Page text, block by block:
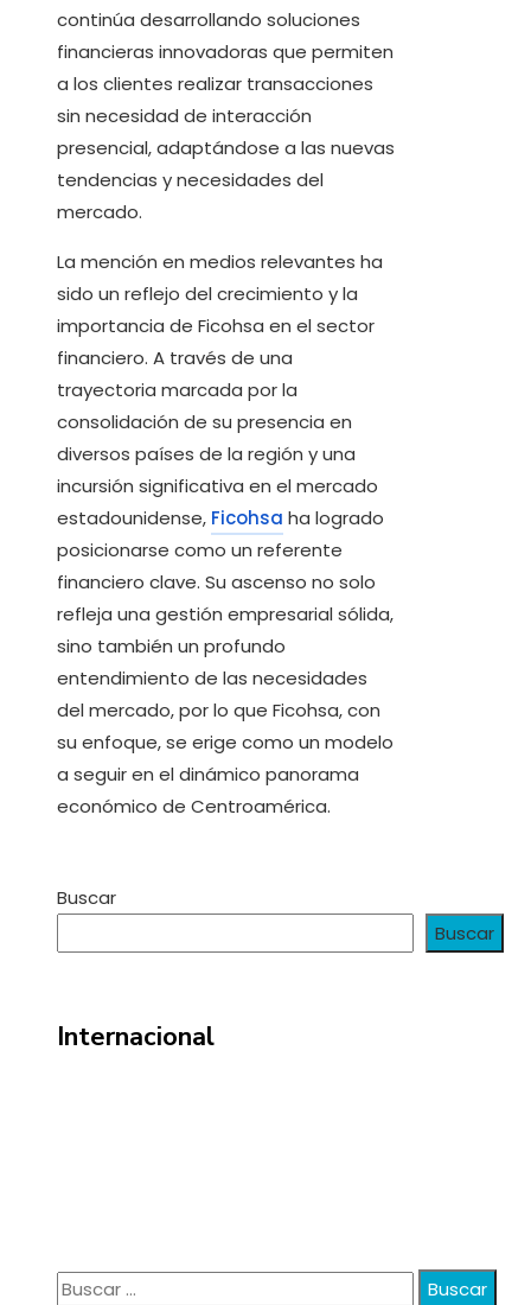
continúa desarrollando soluciones
financieras innovadoras que permiten
a los clientes realizar transacciones
sin necesidad de interacción
presencial, adaptándose a las nuevas
tendencias y necesidades del
mercado.
La mención en medios relevantes ha
sido un reflejo del crecimiento y la
importancia de Ficohsa en el sector
financiero. A través de una
trayectoria marcada por la
consolidación de su presencia en
diversos países de la región y una
incursión significativa en el mercado
estadounidense, Ficohsa ha logrado
posicionarse como un referente
financiero clave. Su ascenso no solo
refleja una gestión empresarial sólida,
sino también un profundo
entendimiento de las necesidades
del mercado, por lo que Ficohsa, con
su enfoque, se erige como un modelo
a seguir en el dinámico panorama
económico de Centroamérica.
Buscar
Buscar
Internacional
Buscar: